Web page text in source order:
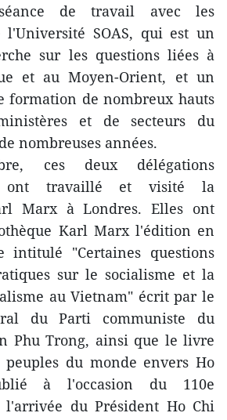
de travail avec les
l'Université SOAS, qui est un
sur les questions liées à
et au Moyen-Orient, et un
formation de nombreux hauts
et de secteurs du
nombreuses années.
ces deux délégations
ont travaillé et visité la
Marx à Londres. Elles ont
Karl Marx l'édition en
intitulé "Certaines questions
sur le socialisme et la
au Vietnam" écrit par le
du Parti communiste du
Phu Trong, ainsi que le livre
peuples du monde envers Ho
à l'occasion du 110e
du Président Ho Chi